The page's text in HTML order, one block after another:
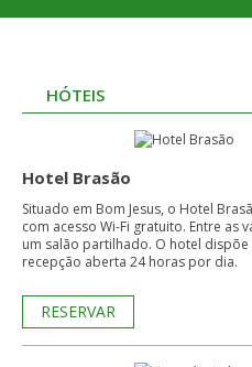
HÓTEIS
Hotel Brasão
Situado em Bom Jesus, o Hotel
com acesso Wi-Fi gratuito. Entre as
um salão partilhado. O hotel
recepção aberta 24 horas por dia.
RESERVAR